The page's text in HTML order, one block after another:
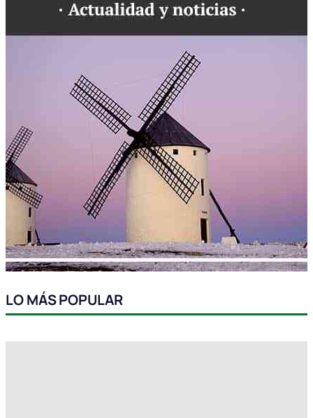
LO MÁS POPULAR